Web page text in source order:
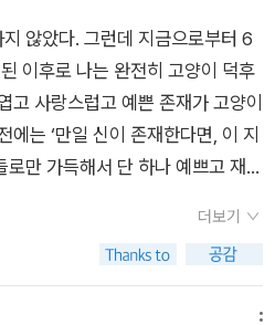
세월을 함께 한 고양이 ‘뮤즈’의 비
양이의 이름 ‘뮤즈’는 하루키의 아
이라는 순정만화 속 등장인물 이름
는 하루키와 여러 가지 비밀과 추억
하나는 ‘뮤즈’가 하루키의 출세작
여했다는 점이다. 하루키는 에세이
, 튼튼하고, 숱한 수수께끼를 품
운 긴장감이 흘렀지만, 그건 그것대
않았다. 그런데 지금으로부터 6
이후로 나는 완전히 고양이 덕후
고 사랑스럽고 예쁜 존재가 고양이
에는 ‘만일 신이 존재한다면, 이 지
만 가득해서 단 하나 예쁘고 재미
고 있는 나를 발견하기도 했다.지금
다. 아니 세 마리와 함께 지낸다.
더보기